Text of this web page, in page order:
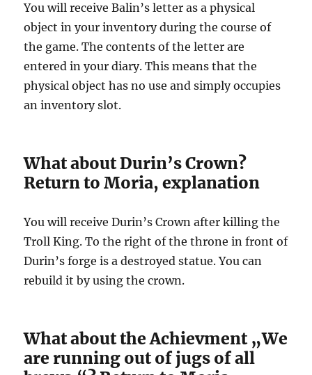
You will receive Balin’s letter as a physical
object in your inventory during the course of
the game. The contents of the letter are
entered in your diary. This means that the
physical object has no use and simply occupies
an inventory slot.
What about Durin’s Crown?
Return to Moria, explanation
You will receive Durin’s Crown after killing the
Troll King. To the right of the throne in front of
Durin’s forge is a destroyed statue. You can
rebuild it by using the crown.
What about the Achievment „We
are running out of jugs of all